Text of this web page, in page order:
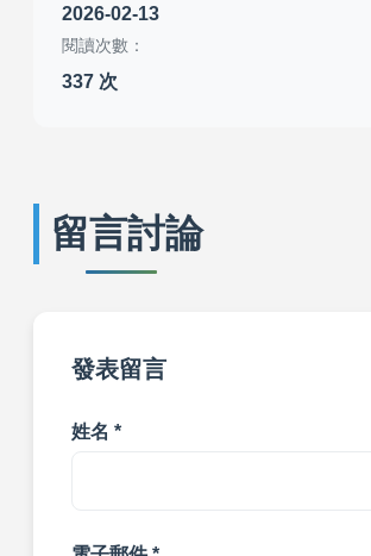
2026-02-13
閱讀次數：
337 次
留言討論
發表留言
姓名 *